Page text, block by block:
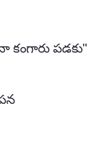
కంగారు పడకు"